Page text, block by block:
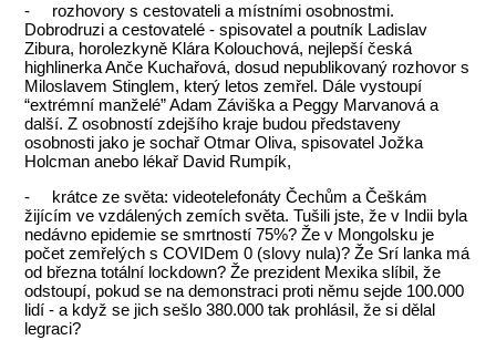
- rozhovory s cestovateli a místními osobnostmi.
Dobrodruzi a cestovatelé - spisovatel a poutník Ladislav
Zibura, horolezkyně Klára Kolouchová, nejlepší česká
highlinerka Anče Kuchařová, dosud nepublikovaný rozhovor s
Miloslavem Stinglem, který letos zemřel. Dále vystoupí
“extrémní manželé” Adam Záviška a Peggy Marvanová a
další. Z osobností zdejšího kraje budou představeny
osobnosti jako je sochař Otmar Oliva, spisovatel Jožka
Holcman anebo lékař David Rumpík,
- krátce ze světa: videotelefonáty Čechům a Češkám
žijícím ve vzdálených zemích světa. Tušili jste, že v Indii byla
nedávno epidemie se smrtností 75%? Že v Mongolsku je
počet zemřelých s COVIDem 0 (slovy nula)? Že Srí lanka má
od března totální lockdown? Že prezident Mexika slíbil, že
odstoupí, pokud se na demonstraci proti němu sejde 100.000
lidí - a když se jich sešlo 380.000 tak prohlásil, že si dělal
legraci?